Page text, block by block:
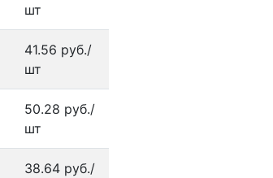
шт
41.56 руб./
шт
50.28 руб./
шт
38.64 руб./